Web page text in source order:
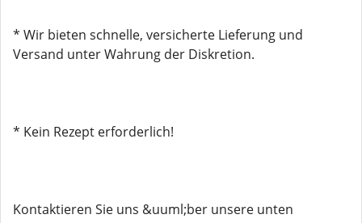
* Wir bieten schnelle, versicherte Lieferung und
Versand unter Wahrung der Diskretion.
* Kein Rezept erforderlich!
Kontaktieren Sie uns &uuml;ber unsere unten